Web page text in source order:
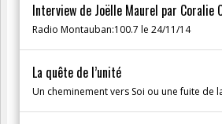
Interview de Joëlle Maurel par Coralie
Radio Montauban:100.7 le 24/11/14
La quête de l’unité
Un cheminement vers Soi ou une fuite de